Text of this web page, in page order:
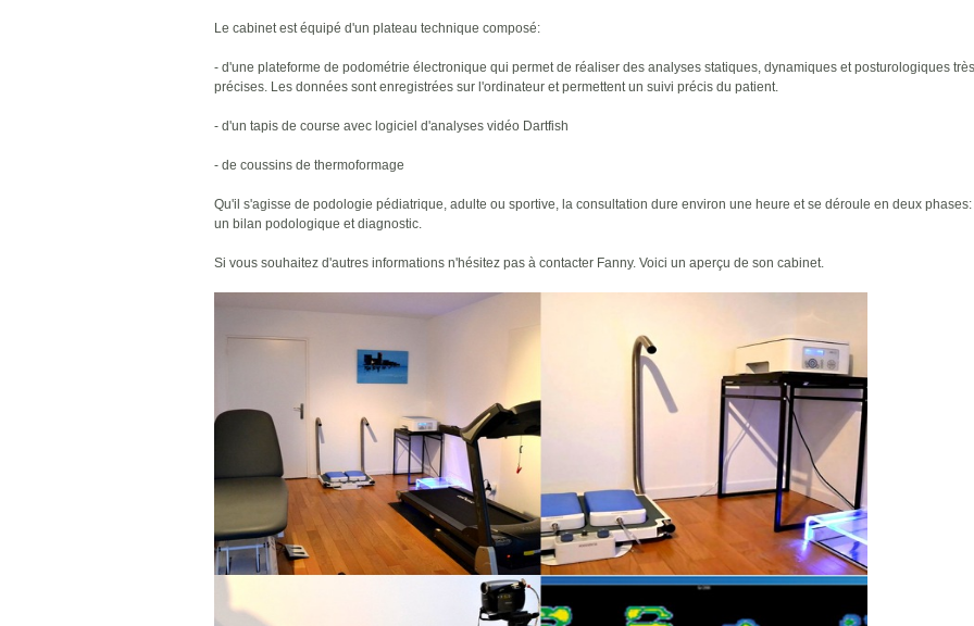
Le cabinet est équipé d'un plateau technique composé:
- d'une plateforme de podométrie électronique qui permet de réaliser des analyses statiques, dynamiques et posturologiques très
précises. Les données sont enregistrées sur l'ordinateur et permettent un suivi précis du patient.
- d'un tapis de course avec logiciel d'analyses vidéo Dartfish
- de coussins de thermoformage
Qu'il s'agisse de podologie pédiatrique, adulte ou sportive, la consultation dure environ une heure et se déroule en deux phases:
un bilan podologique et diagnostic.
Si vous souhaitez d'autres informations n'hésitez pas à contacter Fanny. Voici un aperçu de son cabinet.